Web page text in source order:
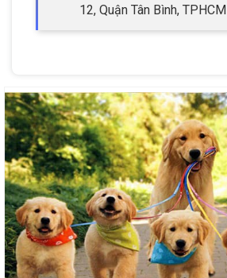
12, Quận Tân Bình, TPHCM